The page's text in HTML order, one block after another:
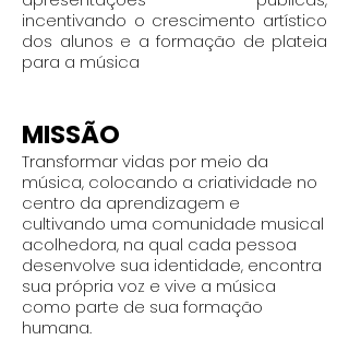
incentivando o crescimento artístico
dos alunos e a formação de plateia
para a música
MISSÃO
Transformar vidas por meio da
música, colocando a criatividade no
centro da aprendizagem e
cultivando uma comunidade musical
acolhedora, na qual cada pessoa
desenvolve sua identidade, encontra
sua própria voz e vive a música
como parte de sua formação
humana.